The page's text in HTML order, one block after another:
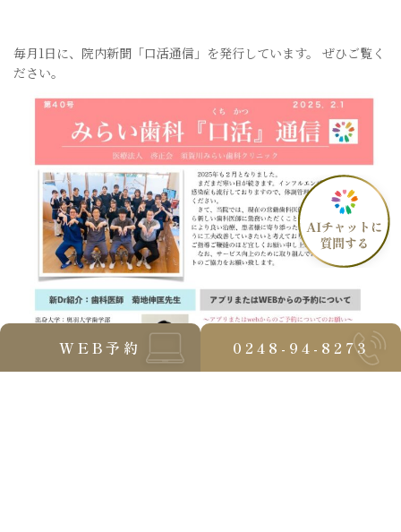
WEB予約 0248-94-8273
毎月1日に、院内新聞「口活通信」を発行しています。 ぜひご覧く
ださい。